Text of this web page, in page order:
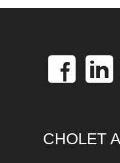
CHOLET